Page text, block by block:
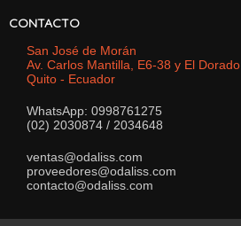
CONTACTO
San José de Morán
Av. Carlos Mantilla, E6-38 y El Dorado
Quito - Ecuador
WhatsApp: 0998761275
(02) 2030874 / 2034648
ventas@odaliss.com
proveedores@odaliss.com
contacto@odaliss.com